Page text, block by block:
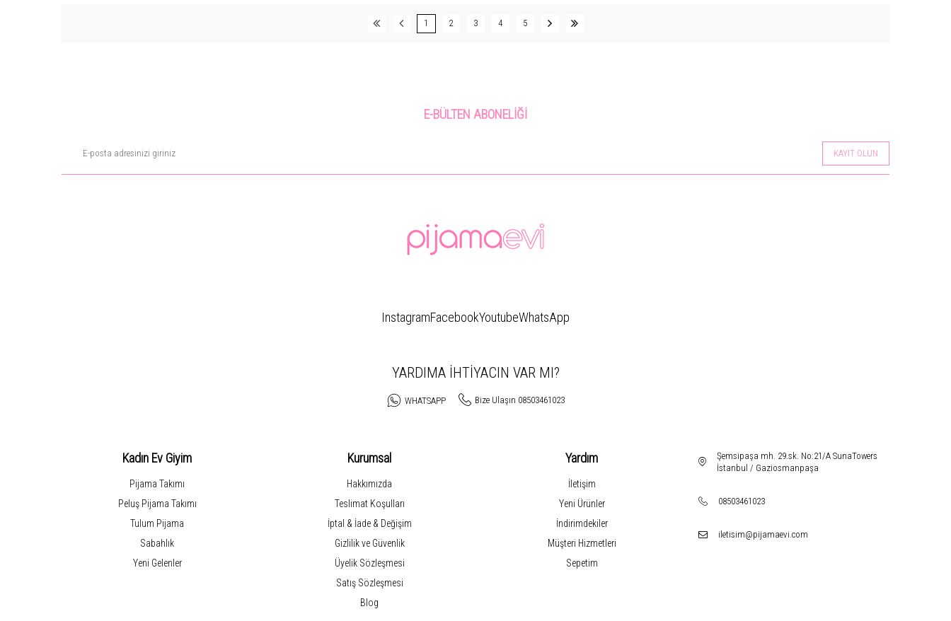
1 2 3 4 5
E-BÜLTEN ABONELIĞI
KAYIT OLUN
InstagramFacebookYoutubeWhatsApp
YARDIMA İHTİYACIN VAR MI?
WHATSAPP Bize Ulaşın 08503461023
Kadın Ev Giyim
Pijama Takımı
Peluş Pijama Takımı
Tulum Pijama
Sabahlık
Yeni Gelenler
Kurumsal
Hakkımızda
Teslimat Koşulları
İptal & İade & Değişim
Gizlilik ve Güvenlik
Üyelik Sözleşmesi
Satış Sözleşmesi
Blog
Yardım
İletişim
Yeni Ürünler
İndirimdekiler
Müşteri Hizmetleri
Sepetim
Şemsipaşa mh. 29.sk. No:21/A SunaTowers
İstanbul / Gaziosmanpaşa
08503461023
iletisim@pijamaevi.com